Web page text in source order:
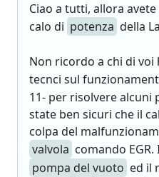
Ciao a tutti, allora
calo di potenza della
Non ricordo a chi di
tecnci sul
11- per risolvere alcuni
state ben sicuri che il
colpa del
valvola comando
pompa del vuoto ed il